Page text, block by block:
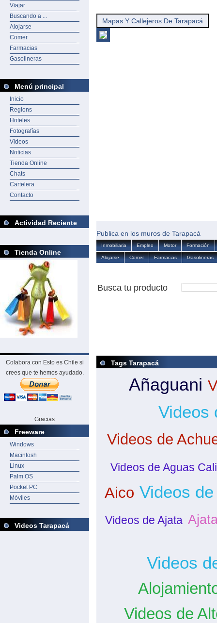
Viajar
Buscando a ...
Alojarse
Comer
Farmacias
Gasolineras
Menú principal
Inicio
Regions
Hoteles
Fotografías
Videos
Noticias
Tienda Online
Chats
Cartelera
Contacto
Actividad Reciente
Tienda Online
Colabora con Esto es Chile si
crees que te hemos ayudado.
Gracias
Freeware
Windows
Macintosh
Linux
Palm OS
Pocket PC
Móviles
Videos Tarapacá
Mapas Y Callejeros De Tarapacá
Publica en los muros de Tarapacá
Inmobiliaria Empleo Motor Formación
Alojarse Comer Farmacias Gasolineras
Busca tu producto
Tags Tarapacá
Añaguani
Videos
Videos de
Videos de Aguas
Aico Videos
Videos de Ajata
Videos
Videos de